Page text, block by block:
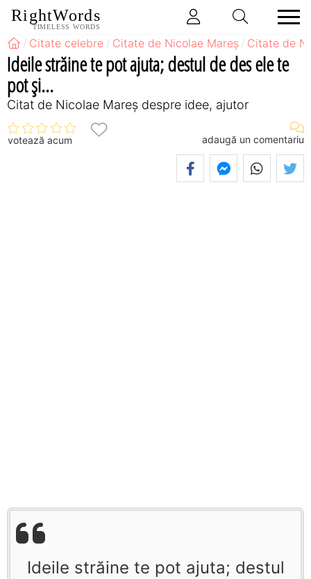
RightWords
TIMELESS WORDS
Citate celebre Citate de Nicolae Mareș Citate de
Ideile străine te pot ajuta; destul de des ele te
pot și...
Citat de Nicolae Mareș despre idee, ajutor
votează acum adaugă un comentariu
Ideile străine te pot ajuta; destul